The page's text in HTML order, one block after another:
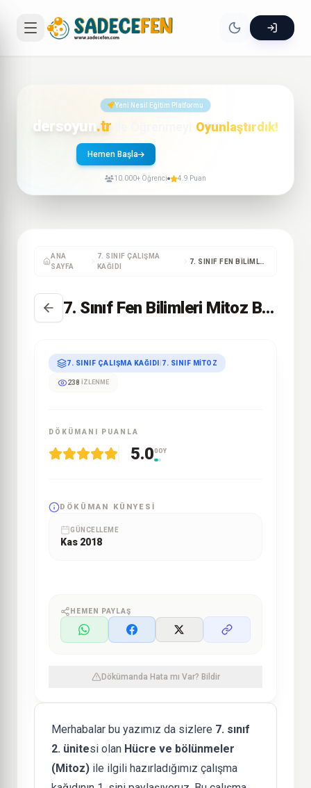
Yeni Nesil Eğitim Platformu
dersoyun .tr Oyunlaştırdık!
Hemen Başla
10.000+ Öğrenci 4.9 Puan
ANA
SAYFA
7. SINIF ÇALIŞMA
KAĞIDI
7. Sınıf Fen Bilimleri Mitoz Bölünme Çalışma Kağıdı – 1
7. SINIF ÇALIŞMA KAĞIDI 7. SINIF MITOZ
238 İZLENME
DÖKÜMANI PUANLA
5.00 OY
DÖKÜMAN KÜNYESI
GÜNCELLEME
Kas 2018
HEMEN PAYLAŞ
Dökümanda Hata mı Var? Bildir
Merhabalar bu yazımız da sizlere 7. sınıf
2. ünitesi olan Hücre ve bölünmeler
(Mitoz) ile ilgili hazırladığımız çalışma